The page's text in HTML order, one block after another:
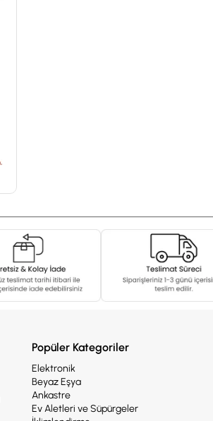
Popüler Kategoriler
Elektronik
Beyaz Eşya
Ankastre
Ev Aletleri ve Süpürgeler